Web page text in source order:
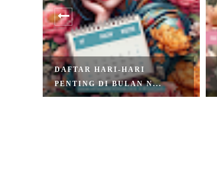
DAFTAR HARI-HARI
PENTING DI BULAN N...